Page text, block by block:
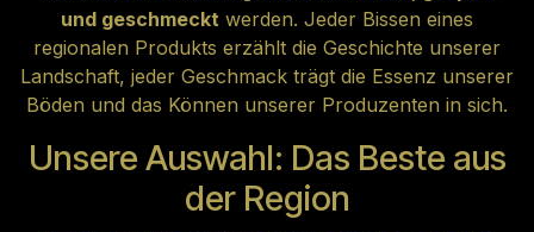
und geschmeckt werden. Jeder Bissen eines
regionalen Produkts erzählt die Geschichte unserer
Landschaft, jeder Geschmack trägt die Essenz unserer
Böden und das Können unserer Produzenten in sich.
Unsere Auswahl: Das Beste aus
der Region